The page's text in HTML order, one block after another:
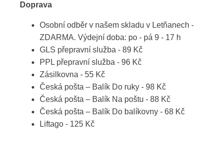
Doprava
Osobní odběr v našem skladu v Letňanech -
ZDARMA. Výdejní doba: po - pá 9 - 17 h
GLS přepravní služba - 89 Kč
PPL přepravní služba - 96 Kč
Zásilkovna - 55 Kč
Česká pošta – Balík Do ruky - 98 Kč
Česká pošta – Balík Na poštu - 88 Kč
Česká pošta – Balík Do balíkovny - 68 Kč
Liftago - 125 Kč